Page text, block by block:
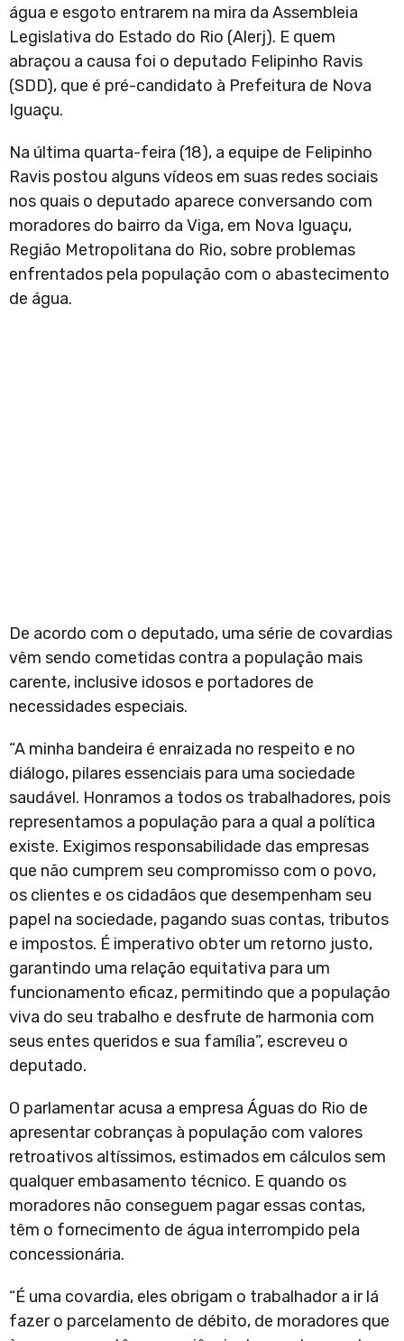
água e esgoto entrarem na mira da Assembleia
Legislativa do Estado do Rio (Alerj). E quem
abraçou a causa foi o deputado Felipinho Ravis
(SDD), que é pré-candidato à Prefeitura de Nova
Iguaçu.
Na última quarta-feira (18), a equipe de Felipinho
Ravis postou alguns vídeos em suas redes sociais
nos quais o deputado aparece conversando com
moradores do bairro da Viga, em Nova Iguaçu,
Região Metropolitana do Rio, sobre problemas
enfrentados pela população com o abastecimento
de água.
De acordo com o deputado, uma série de covardias
vêm sendo cometidas contra a população mais
carente, inclusive idosos e portadores de
necessidades especiais.
“A minha bandeira é enraizada no respeito e no
diálogo, pilares essenciais para uma sociedade
saudável. Honramos a todos os trabalhadores, pois
representamos a população para a qual a política
existe. Exigimos responsabilidade das empresas
que não cumprem seu compromisso com o povo,
os clientes e os cidadãos que desempenham seu
papel na sociedade, pagando suas contas, tributos
e impostos. É imperativo obter um retorno justo,
garantindo uma relação equitativa para um
funcionamento eficaz, permitindo que a população
viva do seu trabalho e desfrute de harmonia com
seus entes queridos e sua família”, escreveu o
deputado.
O parlamentar acusa a empresa Águas do Rio de
apresentar cobranças à população com valores
retroativos altíssimos, estimados em cálculos sem
qualquer embasamento técnico. E quando os
moradores não conseguem pagar essas contas,
têm o fornecimento de água interrompido pela
concessionária.
“É uma covardia, eles obrigam o trabalhador a ir lá
fazer o parcelamento de débito, de moradores que